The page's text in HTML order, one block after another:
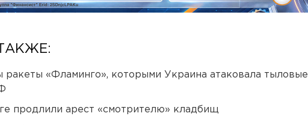
ракеты «Фламинго», которыми Украина атаковала тыловые
продлили арест «смотрителю» кладбищ